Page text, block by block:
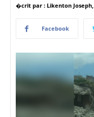
�crit par : Likenton Joseph,
Facebook